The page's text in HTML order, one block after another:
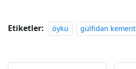
Etiketler: öykü gülfidan kement